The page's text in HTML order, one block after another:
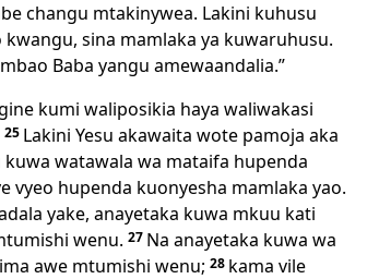
changu mtakinywea. Lakini kuhusu
sina mamlaka ya kuwaruhusu.
Baba yangu amewaandalia.”
kumi waliposikia haya waliwakasi
25 Lakini Yesu akawaita wote pamoja aka
watawala wa mataifa hupenda
vyeo hupenda kuonyesha mamlaka yao.
yake, anayetaka kuwa mkuu kati
wenu. 27 Na anayetaka kuwa wa
awe mtumishi wenu; 28 kama vile